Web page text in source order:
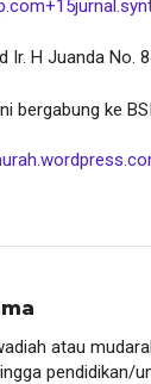
+15
Ir. H Juanda No.
bergabung ke
atau
pendidikan/